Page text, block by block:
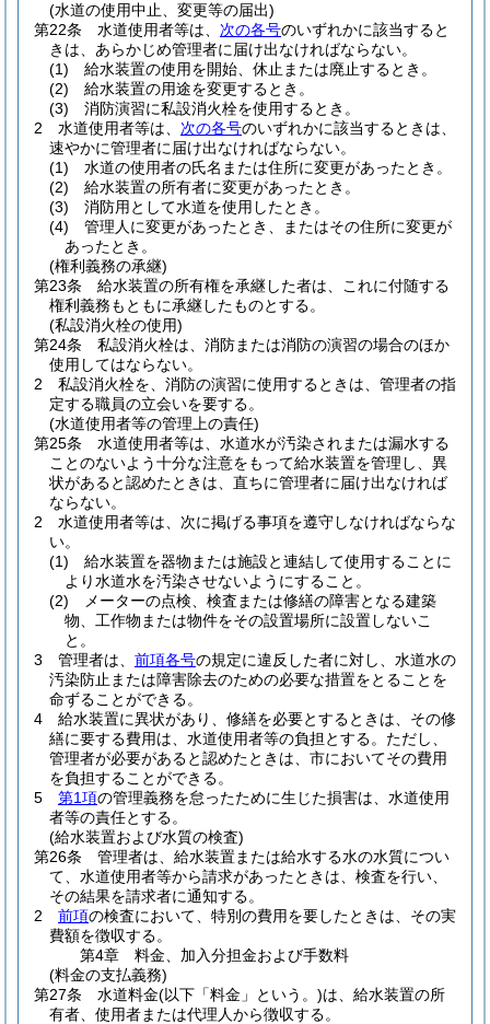
(水道の使用中止、変更等の届出)
第22条
水道使用者等は、 次の各号のいずれかに該当すると
きは、あらかじめ管理者に届け出なければならない。
(1)
給水装置の使用を開始、休止または廃止するとき。
(2)
給水装置の用途を変更するとき。
(3)
消防演習に私設消火栓を使用するとき。
2
水道使用者等は、 次の各号のいずれかに該当するときは、
速やかに管理者に届け出なければならない。
(1)
水道の使用者の氏名または住所に変更があったとき。
(2)
給水装置の所有者に変更があったとき。
(3)
消防用として水道を使用したとき。
(4)
管理人に変更があったとき、またはその住所に変更が
あったとき。
(権利義務の承継)
第23条
給水装置の所有権を承継した者は、これに付随する
権利義務もともに承継したものとする。
(私設消火栓の使用)
第24条
私設消火栓は、消防または消防の演習の場合のほか
使用してはならない。
2
私設消火栓を、消防の演習に使用するときは、管理者の指
定する職員の立会いを要する。
(水道使用者等の管理上の責任)
第25条
水道使用者等は、水道水が汚染されまたは漏水する
ことのないよう十分な注意をもって給水装置を管理し、異
状があると認めたときは、直ちに管理者に届け出なければ
ならない。
2
水道使用者等は、次に掲げる事項を遵守しなければならな
い。
(1)
給水装置を器物または施設と連結して使用することに
より水道水を汚染させないようにすること。
(2)
メーターの点検、検査または修繕の障害となる建築
物、工作物または物件をその設置場所に設置しないこ
と。
3
管理者は、 前項各号の規定に違反した者に対し、水道水の
汚染防止または障害除去のための必要な措置をとることを
命ずることができる。
4
給水装置に異状があり、修繕を必要とするときは、その修
繕に要する費用は、水道使用者等の負担とする。 ただし、
管理者が必要があると認めたときは、市においてその費用
を負担することができる。
5
第1項の管理義務を怠ったために生じた損害は、水道使用
者等の責任とする。
(給水装置および水質の検査)
第26条
管理者は、給水装置または給水する水の水質につい
て、水道使用者等から請求があったときは、検査を行い、
その結果を請求者に通知する。
2
前項の検査において、特別の費用を要したときは、その実
費額を徴収する。
第4章
料金、加入分担金および手数料
(料金の支払義務)
第27条
水道料金(以下「料金」という。)は、給水装置の所
有者、使用者または代理人から徴収する。